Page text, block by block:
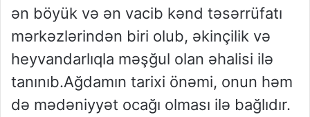
ən böyük və ən vacib kənd təsərrüfatı
mərkəzlərindən biri olub, əkinçilik və
heyvandarlıqla məşğul olan əhalisi ilə
tanınıb.Ağdamın tarixi önəmi, onun həm
də mədəniyyət ocağı olması ilə bağlıdır.